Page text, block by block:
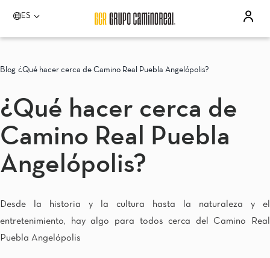
ES
Por favor elija un destino
Aguascalientes
Quinta Real Aguascalientes
Celaya
Real Inn Celaya
Estado de México
Real Inn Perinorte
Camino Real Guadalajara
Veracruz
Camino Real Veracruz
Blog ¿Qué hacer cerca de Camino Real Puebla Angelópolis?
¿Qué hacer cerca de
Camino Real Puebla
Angelópolis?
Desde la historia y la cultura hasta la naturaleza y el
entretenimiento, hay algo para todos cerca del Camino Real
Puebla Angelópolis